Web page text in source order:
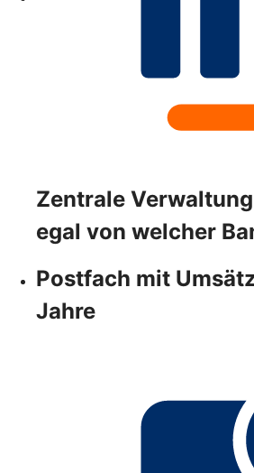
Zentrale
egal von welcher
Postfach mit
Jahre